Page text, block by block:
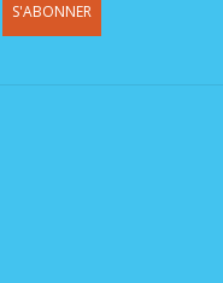
S'ABONNER